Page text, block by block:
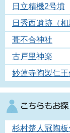
日立精機2号墳
日秀西遺跡（相
葺不合神社
古戸里神楽
妙蓮寺陶製仁王
杉村楚人冠陶